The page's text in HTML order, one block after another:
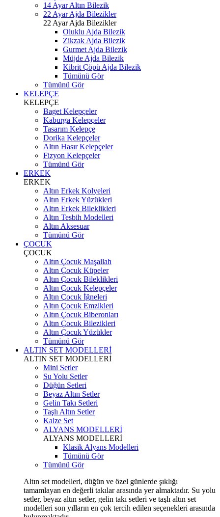
14 Ayar Altın Bilezik
22 Ayar Ajda Bilezikler
22 Ayar Ajda Bilezikler
Oluklu Ajda Bilezik
Zikzak Ajda Bilezik
Gurmet Ajda Bilezik
Müjde Ajda Bilezik
Kibrit Çöpü Ajda Bilezik
Tümünü Gör
Tümünü Gör
KELEPÇE
KELEPÇE
Baget Kelepçeler
Kaburga Kelepçeler
Tasarım Kelepçe
Dorika Kelepçeler
Altın Hasır Kelepçeler
Fizyon Kelepçeler
Tümünü Gör
ERKEK
ERKEK
Altın Erkek Kolyeleri
Altın Erkek Yüzükleri
Altın Erkek Bileklikleri
Altın Tesbih Modelleri
Altın Aksesuar
Tümünü Gör
ÇOCUK
ÇOCUK
Altın Çocuk Maşallah
Altın Çocuk Küpeler
Altın Çocuk Bileklikleri
Altın Çocuk Kelepçeler
Altın Çocuk İğneleri
Altın Çocuk Emzikleri
Altın Çocuk Biberonları
Altın Çocuk Bilezikleri
Altın Çocuk Yüzükler
Tümünü Gör
ALTIN SET MODELLERİ
ALTIN SET MODELLERİ
Mini Setler
Su Yolu Setler
Düğün Setleri
Beyaz Altın Setler
Gelin Takı Setleri
Taşlı Altın Setler
Kalze Set
ALYANS MODELLERİ
ALYANS MODELLERİ
Klasik Alyans Modelleri
Tümünü Gör
Tümünü Gör
Altın set modelleri, düğün ve özel günlerde şıklığı
tamamlayan en değerli takılar arasında yer almaktadır. Su yolu
setler, beyaz altın setler, gelin takı setleri ve taşlı altın set
modelleri son yılların en çok tercih edilen seçenekleri arasında